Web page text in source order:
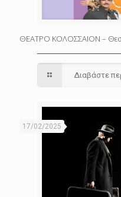
ΘΕΑΤΡΟ ΚΟΛΟΣΣΑΙΟΝ –
Διαβάστε
17/02/2025